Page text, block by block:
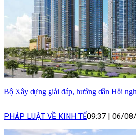
Bộ Xây dựng giải đáp, hướng dẫn Hội
PHÁP LUẬT VỀ KINH TẾ09:37 | 06/